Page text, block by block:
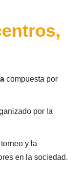
compuesta por
por la
y la
en la sociedad.